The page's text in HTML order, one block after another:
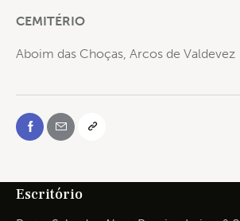
CEMITÉRIO
Aboim das Choças, Arcos de Valdevez
Escritório